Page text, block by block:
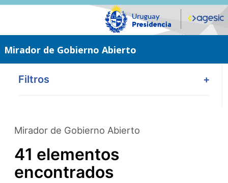
Saltar
Mirador de Gobierno Abierto
Filtros +
Mirador de Gobierno Abierto
41 elementos
encontrados